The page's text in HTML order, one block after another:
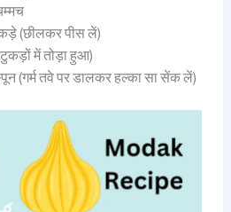
(छीलकर पीस लें)
में तोड़ा हुआ)
तवे पर डालकर हल्का सा सेंक लें)